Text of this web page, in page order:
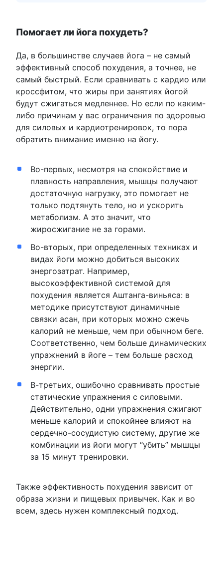
Помогает ли йога похудеть?
Да, в большинстве случаев йога – не самый
эффективный способ похудения, а точнее, не
самый быстрый. Если сравнивать с кардио или
кроссфитом, что жиры при занятиях йогой
будут сжигаться медленнее. Но если по каким-
либо причинам у вас ограничения по здоровью
для силовых и кардиотренировок, то пора
обратить внимание именно на йогу.
Во-первых, несмотря на спокойствие и
плавность направления, мышцы получают
достаточную нагрузку, это помогает не
только подтянуть тело, но и ускорить
метаболизм. А это значит, что
жиросжигание не за горами.
Во-вторых, при определенных техниках и
видах йоги можно добиться высоких
энергозатрат. Например,
высокоэффективной системой для
похудения является Аштанга-виньяса: в
методике присутствуют динамичные
связки асан, при которых можно сжечь
калорий не меньше, чем при обычном беге.
Соответственно, чем больше динамических
упражнений в йоге – тем больше расход
энергии.
В-третьих, ошибочно сравнивать простые
статические упражнения с силовыми.
Действительно, одни упражнения сжигают
меньше калорий и спокойнее влияют на
сердечно-сосудистую систему, другие же
комбинации из йоги могут “убить” мышцы
за 15 минут тренировки.
Также эффективность похудения зависит от
образа жизни и пищевых привычек. Как и во
всем, здесь нужен комплексный подход.